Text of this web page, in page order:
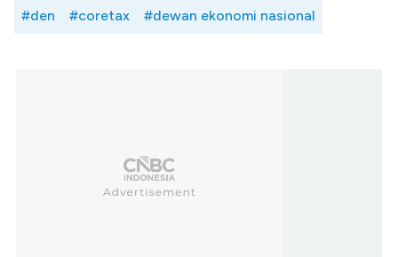
#den #coretax #dewan ekonomi nasional